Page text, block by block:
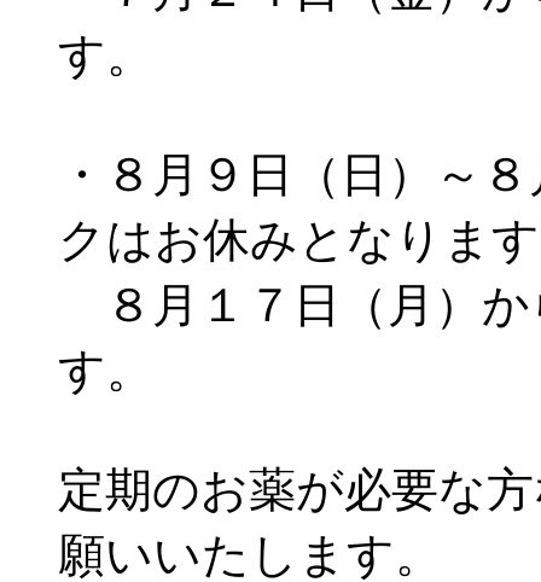
す。
・８月９日（日）～
クはお休みとなりま
８月１７日（月）か
す。
定期のお薬が必要な
願いいたします。